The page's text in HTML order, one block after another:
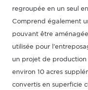
regroupée en un seul
Comprend également
pouvant être
utilisée pour
un projet de production
environ 10 acres
convertis en superficie